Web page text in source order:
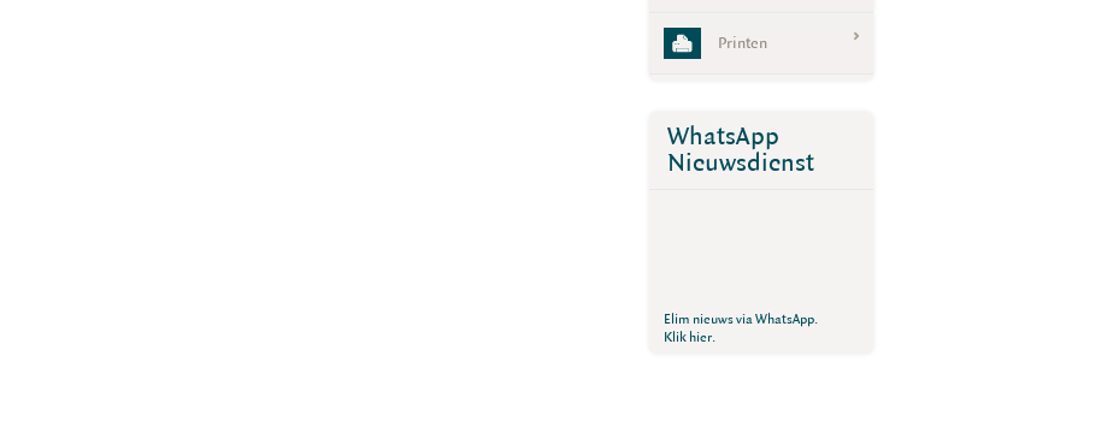
Printen
WhatsApp
Nieuwsdienst
Elim nieuws via WhatsApp.
Klik hier.